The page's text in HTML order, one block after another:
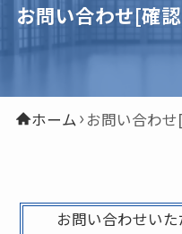
お問い合わせ[確
ホーム お問い合わ
お問い合わせい